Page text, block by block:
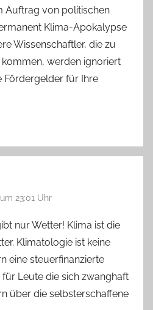
Auftrag von politischen
Klima-Apokalypse
Wissenschaftler, die zu
werden ignoriert
Fördergelder für Ihre
23:01 Uhr
nur Wetter! Klima ist die
Klimatologie ist keine
eine steuerfinanzierte
Leute die sich zwanghaft
über die selbsterschaffene